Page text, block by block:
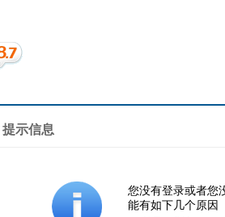
提示信息
您没有登录或者您
能有如下几个原因